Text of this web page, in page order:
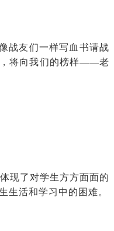
战友们一样写血书请战
，将向我们的榜样——老
现了对学生方方面面的
生活和学习中的困难。